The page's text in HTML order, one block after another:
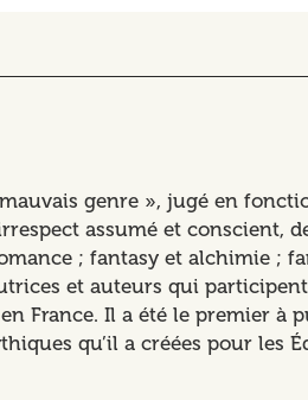
genre », jugé en
assumé et conscient,
; fantasy et alchimie ;
et auteurs qui
France. Il a été le premier à
qu’il a créées pour les